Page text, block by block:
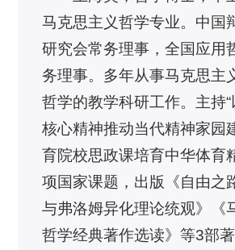
马克思主义哲学专业。中国
研究会常务理事，全国应用
务理事。多年从事马克思主
哲学的教学科研工作。主持
核心精神推动当代精神家园
育院校思政课培育中华体育
项国家课题，出版《自由
与弗洛姆异化理论统观》《
哲学经典著作选读》等3部